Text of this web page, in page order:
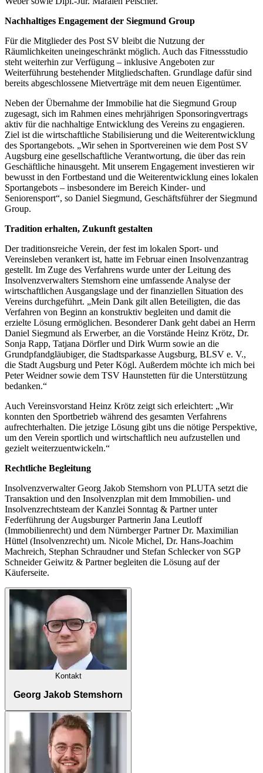
Nachhaltiges Engagement der Siegmund Group
Für die Mitglieder des Post SV bleibt die Nutzung der
Räumlichkeiten uneingeschränkt möglich. Auch das Fitnessstudio
steht weiterhin zur Verfügung – inklusive Angeboten zur
Weiterführung bestehender Mitgliedschaften. Grundlage dafür sind
bereits abgeschlossene Mietverträge mit dem neuen Eigentümer.
Neben der Übernahme der Immobilie hat die Siegmund Group
zugesagt, sich im Rahmen eines mehrjährigen Sponsoringvertrags
aktiv für die nachhaltige Entwicklung des Vereins zu engagieren.
Ziel ist die wirtschaftliche Stabilisierung und die Weiterentwicklung
des Sportangebots. „Wir sehen in Sportvereinen wie dem Post SV
Augsburg eine gesellschaftliche Verantwortung, die über das rein
Geschäftliche hinausgeht. Mit unserem Engagement investieren wir
bewusst in den Fortbestand und die Weiterentwicklung eines lokalen
Sportangebots – insbesondere im Bereich Kinder- und
Seniorensport“, so Daniel Siegmund, Geschäftsführer der Siegmund
Group.
Tradition erhalten, Zukunft gestalten
Der traditionsreiche Verein, der fest im lokalen Sport- und
Vereinsleben verankert ist, hatte im Februar einen Insolvenzantrag
gestellt. Im Zuge des Verfahrens wurde unter der Leitung des
Insolvenzverwalters Stemshorn eine umfassende Analyse der
wirtschaftlichen Ausgangslage und der finanziellen Situation des
Vereins durchgeführt. „Mein Dank gilt allen Beteiligten, die das
Verfahren von Beginn an konstruktiv begleiten und damit die
erzielte Lösung ermöglichen. Besonderer Dank geht dabei an Herrn
Daniel Siegmund als Erwerber, an die Vorstände Heinz Krötz, Dr.
Sonja Rapp, Tatjana Dörfler und Dirk Wurm sowie an die
Grundpfandgläubiger, die Stadtsparkasse Augsburg, BLSV e. V.,
die Stadt Augsburg und Peter Kögl. Außerdem möchte ich mich bei
Peter Weidner sowie dem TSV Haunstetten für die Unterstützung
bedanken.“
Auch Vereinsvorstand Heinz Krötz zeigt sich erleichtert: „Wir
konnten den Sportbetrieb während des gesamten Verfahrens
aufrechterhalten. Die jetzige Lösung gibt uns die nötige Perspektive,
um den Verein sportlich und wirtschaftlich neu aufzustellen und
gezielt weiterzuentwickeln.“
Rechtliche Begleitung
Insolvenzverwalter Georg Jakob Stemshorn von PLUTA setzt die
Transaktion und den Insolvenzplan mit dem Immobilien- und
Insolvenzrechtsteam der Kanzlei Sonntag & Partner unter
Federführung der Augsburger Partnerin Jana Leutloff
(Immobilienrecht) und dem Nürnberger Partner Dr. Maximilian
Hüttel (Insolvenzrecht) um. Nicole Michel, Dr. Hans-Joachim
Machreich, Stephan Schraudner und Stefan Schlecker von SGP
Schneider Geiwitz & Partner begleiten die Lösung auf der
Käuferseite.
Kontakt
Georg Jakob Stemshorn